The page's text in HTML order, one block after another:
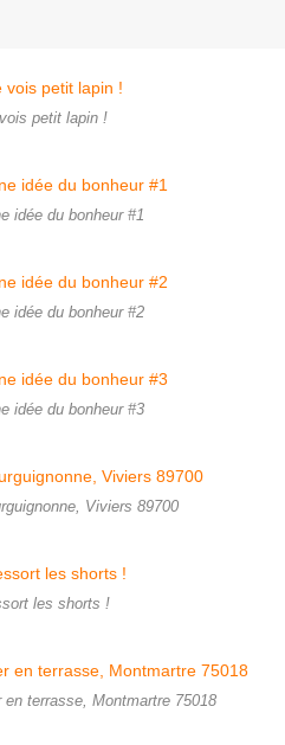
petit lapin !
idée du bonheur #1
idée du bonheur #2
idée du bonheur #3
Viviers 89700
les shorts !
terrasse, Montmartre 75018